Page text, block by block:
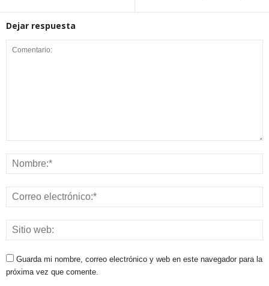
Dejar respuesta
Guarda mi nombre, correo electrónico y web en este navegador para la
próxima vez que comente.